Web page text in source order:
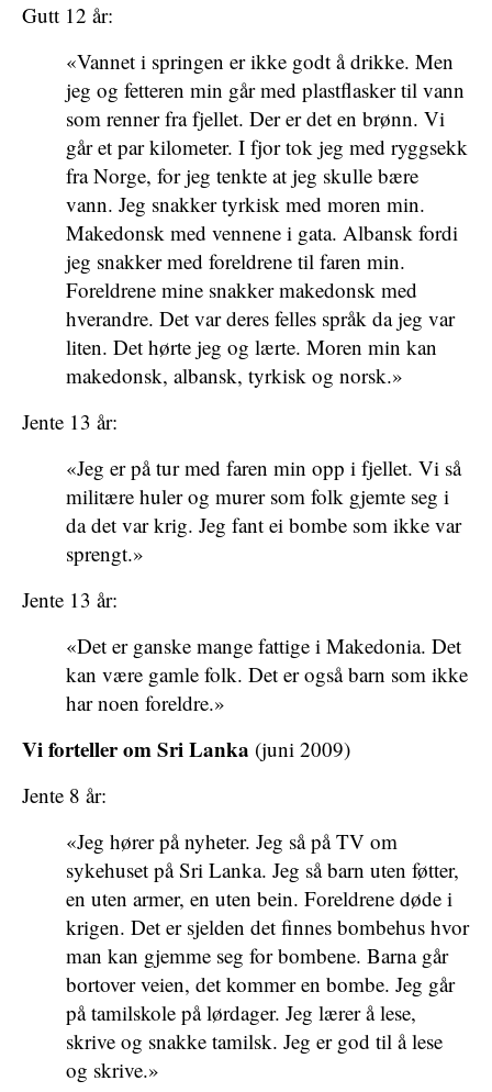
Gutt 12 år:
«Vannet i springen er ikke godt å drikke. Men
jeg og fetteren min går med plastflasker til vann
som renner fra fjellet. Der er det en brønn. Vi
går et par kilometer. I fjor tok jeg med ryggsekk
fra Norge, for jeg tenkte at jeg skulle bære
vann. Jeg snakker tyrkisk med moren min.
Makedonsk med vennene i gata. Albansk fordi
jeg snakker med foreldrene til faren min.
Foreldrene mine snakker makedonsk med
hverandre. Det var deres felles språk da jeg var
liten. Det hørte jeg og lærte. Moren min kan
makedonsk, albansk, tyrkisk og norsk.»
Jente 13 år:
«Jeg er på tur med faren min opp i fjellet. Vi så
militære huler og murer som folk gjemte seg i
da det var krig. Jeg fant ei bombe som ikke var
sprengt.»
Jente 13 år:
«Det er ganske mange fattige i Makedonia. Det
kan være gamle folk. Det er også barn som ikke
har noen foreldre.»
Vi forteller om Sri Lanka (juni 2009)
Jente 8 år:
«Jeg hører på nyheter. Jeg så på TV om
sykehuset på Sri Lanka. Jeg så barn uten føtter,
en uten armer, en uten bein. Foreldrene døde i
krigen. Det er sjelden det finnes bombehus hvor
man kan gjemme seg for bombene. Barna går
bortover veien, det kommer en bombe. Jeg går
på tamilskole på lørdager. Jeg lærer å lese,
skrive og snakke tamilsk. Jeg er god til å lese
og skrive.»